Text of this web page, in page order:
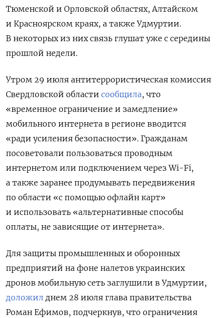
Тюменской и Орловской областях, Алтайском
и Красноярском краях, а также Удмуртии.
В некоторых из них связь глушат уже с середины
прошлой недели.
Утром 29 июля антитеррористическая комиссия
Свердловской области сообщила, что
«временное ограничение и замедление»
мобильного интернета в регионе вводится
«ради усиления безопасности». Гражданам
посоветовали пользоваться проводным
интернетом или подключением через Wi-Fi,
а также заранее продумывать передвижения
по области «с помощью офлайн карт»
и использовать «альтернативные способы
оплаты, не зависящие от интернета».
Для защиты промышленных и оборонных
предприятий на фоне налетов украинских
дронов мобильную сеть заглушили в Удмуртии,
доложил днем 28 июля глава правительства
Роман Ефимов, подчеркнув, что ограничения